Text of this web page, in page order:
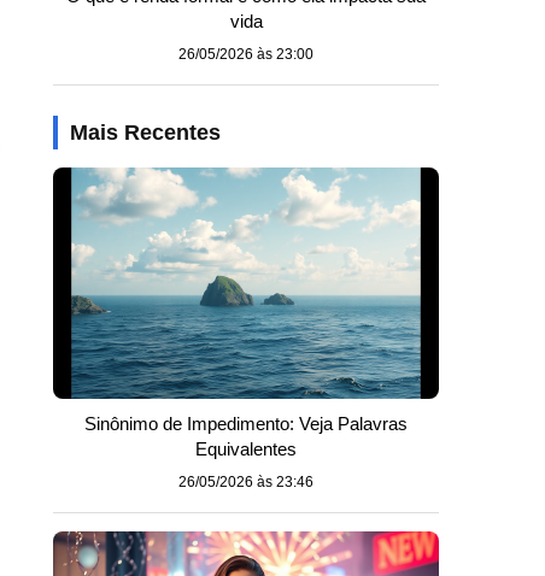
vida
26/05/2026 às 23:00
Mais Recentes
Sinônimo de Impedimento: Veja Palavras
Equivalentes
26/05/2026 às 23:46